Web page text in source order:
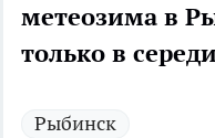
метеозима в
только в
Рыбинск